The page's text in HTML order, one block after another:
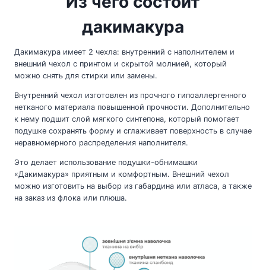
дакимакура
Дакимакура имеет 2 чехла: внутренний с наполнителем и
внешний чехол с принтом и скрытой молнией, который
можно снять для стирки или замены.
Внутренний чехол изготовлен из прочного гипоаллергенного
нетканого материала повышенной прочности. Дополнительно
к нему подшит слой мягкого синтепона, который помогает
подушке сохранять форму и сглаживает поверхность в случае
неравномерного распределения наполнителя.
Это делает использование подушки-обнимашки
«Дакимакура» приятным и комфортным. Внешний чехол
можно изготовить на выбор из габардина или атласа, а также
на заказ из флока или плюша.